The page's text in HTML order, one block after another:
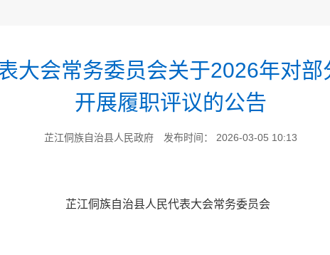
大会常务委员会关于2026年对
开展履职评议的公告
芷江侗族自治县人民政府 发布时间： 2026-03-05 10:13
芷江侗族自治县人民代表大会常务委员会